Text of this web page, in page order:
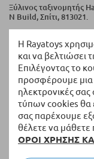
Η Rayatoys
και να βελτιώσει
Επιλέγοντας το
προσφέρουμε μια
ηλεκτρονικές
τύπων cookies θα
σας παρέχουμε
θέλετε να μάθετε
ΟΡΟΙ ΧΡΗΣΗΣ
Ξύλινος ταξινομητής
N Build, Σπίτι, 813021.
25,51 €